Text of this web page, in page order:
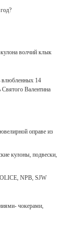
волчий клык
влюбленных 14
Святого Валентина
оправе из
кулоны, подвески,
NPB, SJW
чокерами,